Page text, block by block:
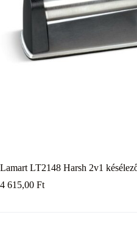
Lamart LT2148 Harsh 2v1
4 615,00 Ft